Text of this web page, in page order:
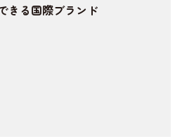
きる国際ブランド